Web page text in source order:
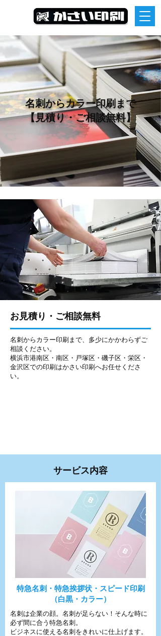
名刺からカラー印刷まで
【見積り・ご相談無料】
お見積り・ご相談無料
名刺からカラー印刷まで、多少にかかわらずご
相談ください。
横浜市港南区・南区・戸塚区・磯子区・栄区・
金沢区での印刷はかさい印刷へお任せくださ
い。
サービス内容
特急名刺・特急挨拶状・スピード印刷
（白黒・カラー）
名刺は企業の顔。名刺が足らない！そんな時に
必ず間に合う特急名刺。
ビジネスに使える名刺をきれいに仕上げます。